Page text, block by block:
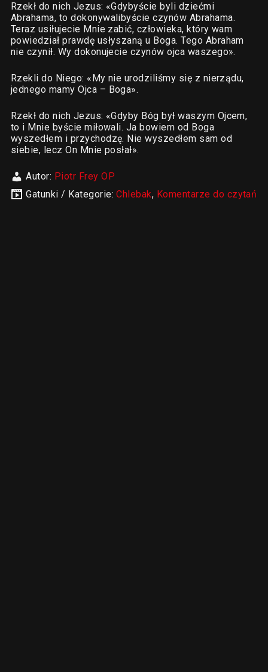
Rzekł do nich Jezus: «Gdybyście byli dziećmi
Abrahama, to dokonywalibyście czynów Abrahama.
Teraz usiłujecie Mnie zabić, człowieka, który wam
powiedział prawdę usłyszaną u Boga. Tego Abraham
nie czynił. Wy dokonujecie czynów ojca waszego».
Rzekli do Niego: «My nie urodziliśmy się z nierządu,
jednego mamy Ojca – Boga».
Rzekł do nich Jezus: «Gdyby Bóg był waszym Ojcem,
to i Mnie byście miłowali. Ja bowiem od Boga
wyszedłem i przychodzę. Nie wyszedłem sam od
siebie, lecz On Mnie posłał».
Autor: Piotr Frey OP
Gatunki / Kategorie:Chlebak, Komentarze do czytań